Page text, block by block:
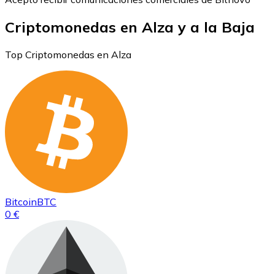
Criptomonedas en Alza y a la Baja
Top Criptomonedas en Alza
BitcoinBTC
0 €